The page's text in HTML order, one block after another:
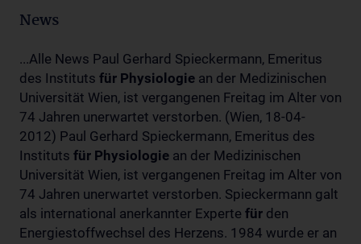
News
...Alle News Paul Gerhard Spieckermann, Emeritus
des Instituts für Physiologie an der Medizinischen
Universität Wien, ist vergangenen Freitag im Alter von
74 Jahren unerwartet verstorben. (Wien, 18-04-
2012) Paul Gerhard Spieckermann, Emeritus des
Instituts für Physiologie an der Medizinischen
Universität Wien, ist vergangenen Freitag im Alter von
74 Jahren unerwartet verstorben. Spieckermann galt
als international anerkannter Experte für den
Energiestoffwechsel des Herzens. 1984 wurde er an